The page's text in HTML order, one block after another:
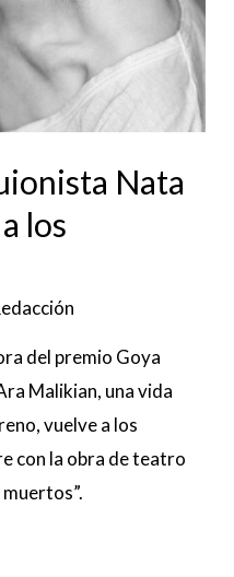
Nata
los
del premio Goya
Malikian, una vida
vuelve a los
con la obra de teatro